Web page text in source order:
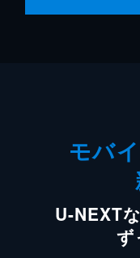
モバ
U-NEXT
ず